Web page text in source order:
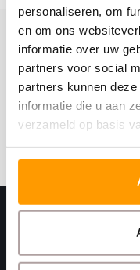
personaliseren, om
en om ons
informatie over uw
partners voor social
partners kunnen
informatie die u aan
verzameld op basis
Schrijf je
Ontvang